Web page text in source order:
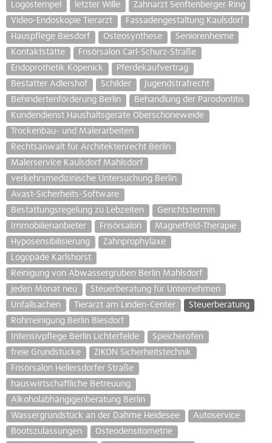
Logostempel
letzter Wille
Zahnarzt Senftenberger Ring
Video-Endoskopie Tierarzt
Fassadengestaltung Kaulsdorf
Hauspflege Biesdorf
Osteosynthese
Seniorenheime
Kontaktstätte
Frisörsalon Carl-Schurz-Straße
Endoprothetik Köpenick
Pferdekaufvertrag
Bestatter Adlershof
Schilder
Jugendstrafrecht
Behindertenförderung Berlin
Behandlung der Parodontitis
Kundendienst Haushaltsgeräte Oberschöneweide
Trockenbau- und Malerarbeiten
Rechtsanwalt für Architektenrecht Berlin
Malerservice Kaulsdorf Mahlsdorf
verkehrsmedizinische Untersuchung Berlin
Avast-Sicherheits-Software
Bestattungsregelung zu Lebzeiten
Gerichtstermin
Immobilienanbieter
Frisörsalon
Magnetfeld-Therapie
Hyposensibilisierung
Zahnprophylaxe
Logopäde Karlshorst
Reinigung von Abwassergruben Berlin Mahlsdorf
jeden Monat neu
Steuerberatung für Unternehmen
Unfallsachen
Tierarzt am Linden-Center
Steuerberatung
Rohrreinigung Berlin Biesdorf
Intensivpflege Berlin Lichterfelde
Speicherofen
freie Grundstücke
ZIKON Sicherheitstechnik
Frisörsalon Hellersdorfer Straße
hauswirtschaftliche Betreuung
Alkoholabhängigenberatung Berlin
Wassergrundstück an der Dahme Heidesee
Autoservice
Bootszulassungen
Osteodensitometrie